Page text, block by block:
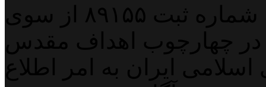
پایگاه خبری خبربین آنلاین به شماره ثبت ۸۹۱۵۵ از سوی
در چهارچوب اهداف مقدس
ایران به امر اطلاع